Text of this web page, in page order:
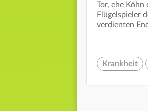
Tor, ehe
Flügelspieler
verdienten
Krankheit